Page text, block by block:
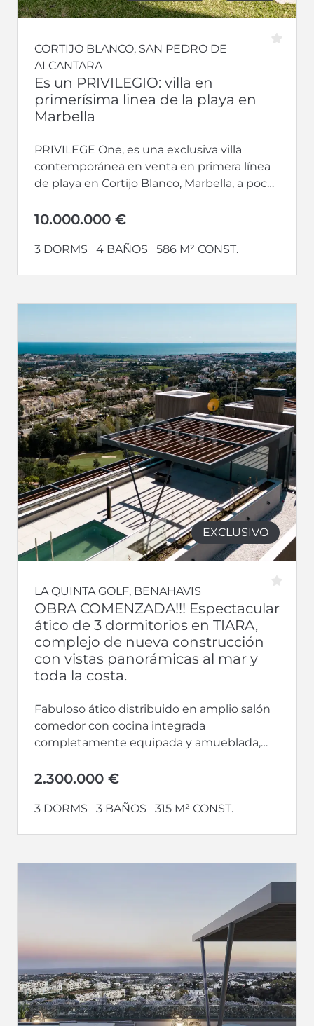
CORTIJO BLANCO, SAN PEDRO DE
ALCANTARA
Es un PRIVILEGIO: villa en
primerísima linea de la playa en
Marbella
PRIVILEGE One, es una exclusiva villa
contemporánea en venta en primera línea
de playa en Cortijo Blanco, Marbella, a pocos
10.000.000 €
3 DORMS 4 BAÑOS 586 M² CONST.
EXCLUSIVO
LA QUINTA GOLF, BENAHAVIS
OBRA COMENZADA!!! Espectacular
ático de 3 dormitorios en TIARA,
complejo de nueva construcción
con vistas panorámicas al mar y
toda la costa.
Fabuloso ático distribuido en amplio salón
comedor con cocina integrada
completamente equipada y amueblada,
desde donde disfrutar...
2.300.000 €
3 DORMS 3 BAÑOS 315 M² CONST.